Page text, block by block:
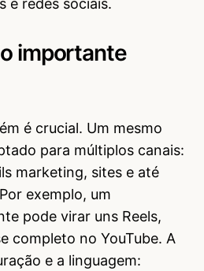
e redes sociais.
importante
é crucial. Um mesmo
para múltiplos canais:
marketing, sites e até
exemplo, um
pode virar uns Reels,
completo no YouTube. A
e a linguagem: